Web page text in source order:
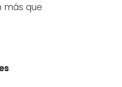
más que